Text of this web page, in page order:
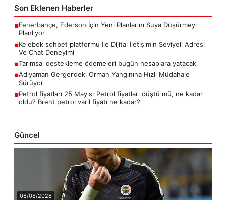
Son Eklenen Haberler
■Fenerbahçe, Ederson İçin Yeni Planlarını Suya Düşürmeyi
Planlıyor
■Kelebek sohbet platformu İle Dijital İletişimin Seviyeli Adresi
Ve Chat Deneyimi
■Tarımsal destekleme ödemeleri bugün hesaplara yatacak
■Adıyaman Gerger’deki Orman Yangınına Hızlı Müdahale
Sürüyor
■Petrol fiyatları 25 Mayıs: Petrol fiyatları düştü mü, ne kadar
oldu? Brent petrol varil fiyatı ne kadar?
Güncel
08/08/2026